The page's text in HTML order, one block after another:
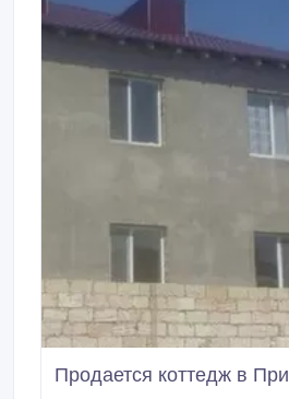
Продается коттедж в